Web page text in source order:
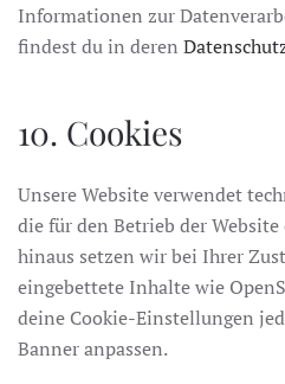
Informationen zur
findest du in deren
10. Cookies
Unsere Website verwendet
die für den Betrieb der
hinaus setzen wir bei Ihrer
eingebettete Inhalte wie
deine Cookie-Einstellungen
Banner anpassen.